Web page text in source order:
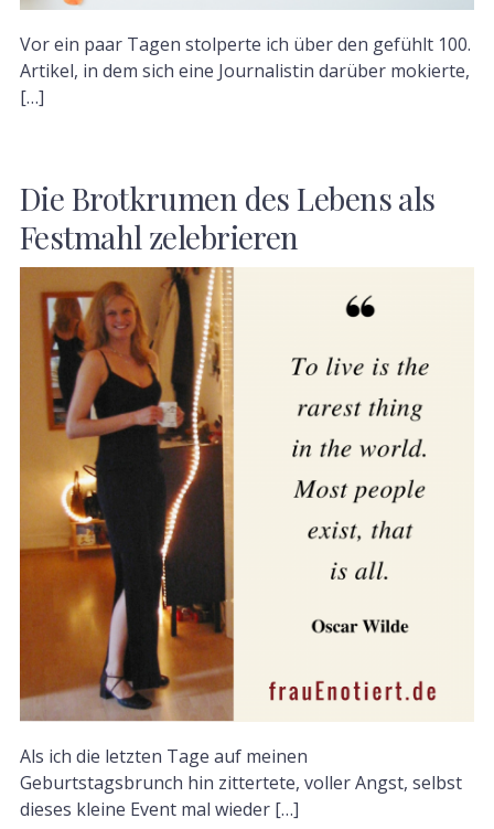
Vor ein paar Tagen stolperte ich über den gefühlt 100.
Artikel, in dem sich eine Journalistin darüber mokierte,
[…]
Die Brotkrumen des Lebens als
Festmahl zelebrieren
Als ich die letzten Tage auf meinen
Geburtstagsbrunch hin zittertete, voller Angst, selbst
dieses kleine Event mal wieder […]